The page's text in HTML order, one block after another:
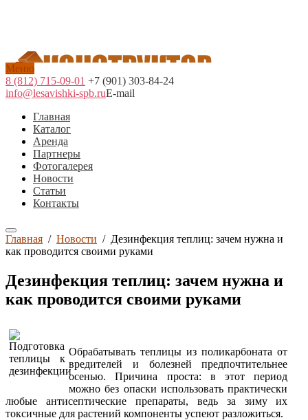
Меню
8 (812) 715-09-01 +7 (901) 303-84-24
info@lesavishki-spb.ruE-mail
Главная
Каталог
Аренда
Партнеры
Фотогалерея
Новости
Статьи
Контакты
Главная / Новости / Дезинфекция теплиц: зачем нужна и
как проводится своими руками
Дезинфекция теплиц: зачем нужна и
как проводится своими руками
Обрабатывать теплицы из поликарбоната от
вредителей и болезней предпочтительнее
осенью. Причина проста: в этот период
можно без опаски использовать практически
любые антисептические препараты, ведь за зиму их
токсичные для растений компоненты успеют разложиться.